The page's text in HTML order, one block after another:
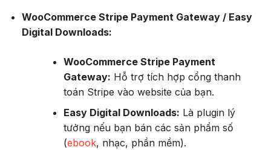
WooCommerce Stripe Payment Gateway / Easy
Digital Downloads:
WooCommerce Stripe Payment
Gateway: Hỗ trợ tích hợp cổng thanh
toán Stripe vào website của bạn.
Easy Digital Downloads: Là plugin lý
tưởng nếu bạn bán các sản phẩm số
(ebook, nhạc, phần mềm).